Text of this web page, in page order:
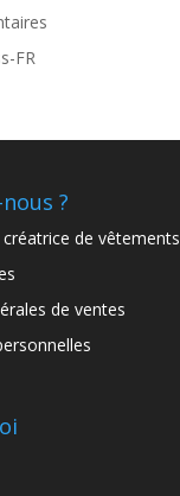
FR
?
de vêtements
de ventes